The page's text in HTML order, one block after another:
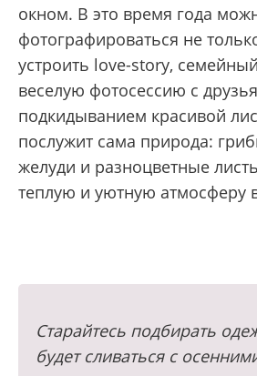
окном. В это время года
фотографироваться не
устроить love-story,
веселую фотосессию с
подкидыванием красивой
послужит сама природа:
желуди и разноцветные
теплую и уютную атмосферу
Старайтесь подбирать
будет сливаться с